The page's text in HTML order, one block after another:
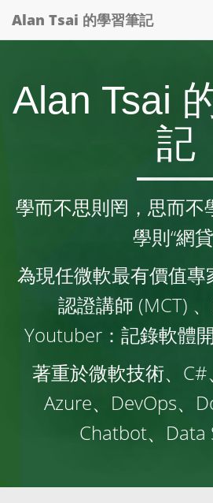
Alan Tsai 的學習筆記
Alan Tsai
記
學而不思則罔，思而不
學則“網
為現任微軟最有價值專
認證講師 (MCT) 、
Youtuber：記錄軟體
著重於微軟技術、C#
Azure、DevOps、
Chatbot、Data